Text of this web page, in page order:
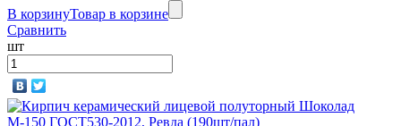
В корзинуТовар в корзине
Сравнить
шт